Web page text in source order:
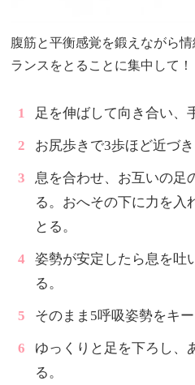
腹筋と平衡感覚を鍛えながら
ランスをとることに集中して！
足を伸ばして向き合い、
お尻歩きで3歩ほど近づ
息を合わせ、お互いの足
る。おへその下に力を入
とる。
姿勢が安定したら息を吐
る。
そのまま5呼吸姿勢をキー
ゆっくりと足を下ろし、
る。